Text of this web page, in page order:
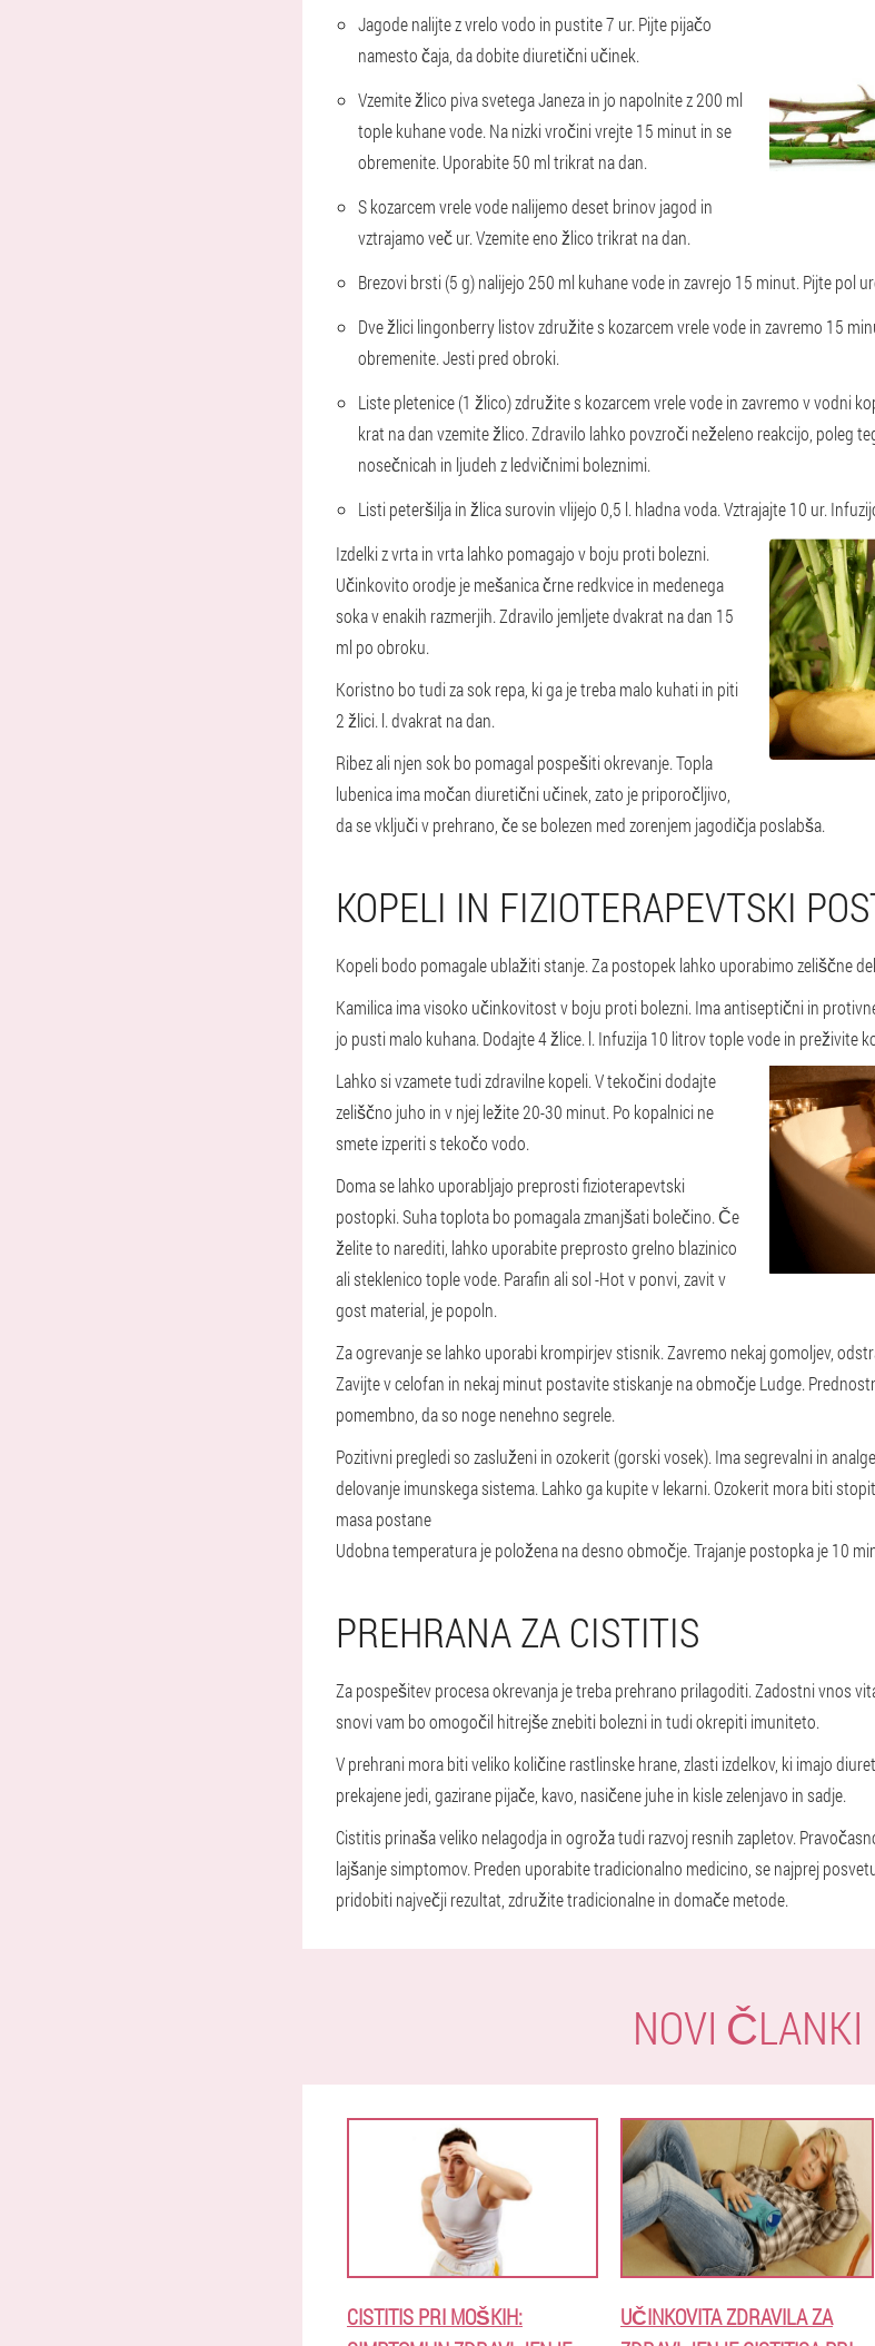
Jagode nalijte z vrelo vodo in pustite 7 ur. Pijte pijačo
namesto čaja, da dobite diuretični učinek.
Vzemite žlico piva svetega Janeza in jo napolnite z 200 ml
tople kuhane vode. Na nizki vročini vrejte 15 minut in se
obremenite. Uporabite 50 ml trikrat na dan.
S kozarcem vrele vode nalijemo deset brinov jagod in
vztrajamo več ur. Vzemite eno žlico trikrat na dan.
Brezovi brsti (5 g) nalijejo 250 ml kuhane vode in zavrejo 15 minut. Pijte pol
Dve žlici lingonberry listov združite s kozarcem vrele vode in zavremo 15
obremenite. Jesti pred obroki.
Liste pletenice (1 žlico) združite s kozarcem vrele vode in zavremo v vodni
krat na dan vzemite žlico. Zdravilo lahko povzroči neželeno reakcijo, poleg
nosečnicah in ljudeh z ledvičnimi boleznimi.
Listi peteršilja in žlica surovin vlijejo 0,5 l. hladna voda. Vztrajajte 10 ur.
Izdelki z vrta in vrta lahko pomagajo v boju proti bolezni.
Učinkovito orodje je mešanica črne redkvice in medenega
soka v enakih razmerjih. Zdravilo jemljete dvakrat na dan 15
ml po obroku.
Koristno bo tudi za sok repa, ki ga je treba malo kuhati in piti
2 žlici. l. dvakrat na dan.
Ribez ali njen sok bo pomagal pospešiti okrevanje. Topla
lubenica ima močan diuretični učinek, zato je priporočljivo,
da se vključi v prehrano, če se bolezen med zorenjem jagodičja poslabša.
KOPELI IN FIZIOTERAPEVTSKI
Kopeli bodo pomagale ublažiti stanje. Za postopek lahko uporabimo zeliščne
Kamilica ima visoko učinkovitost v boju proti bolezni. Ima antiseptični in
jo pusti malo kuhana. Dodajte 4 žlice. l. Infuzija 10 litrov tople vode in preživite
Lahko si vzamete tudi zdravilne kopeli. V tekočini dodajte
zeliščno juho in v njej ležite 20-30 minut. Po kopalnici ne
smete izperiti s tekočo vodo.
Doma se lahko uporabljajo preprosti fizioterapevtski
postopki. Suha toplota bo pomagala zmanjšati bolečino. Če
želite to narediti, lahko uporabite preprosto grelno blazinico
ali steklenico tople vode. Parafin ali sol -Hot v ponvi, zavit v
gost material, je popoln.
Za ogrevanje se lahko uporabi krompirjev stisnik. Zavremo nekaj gomoljev,
Zavijte v celofan in nekaj minut postavite stiskanje na območje Ludge.
pomembno, da so noge nenehno segrele.
Pozitivni pregledi so zasluženi in ozokerit (gorski vosek). Ima segrevalni in
delovanje imunskega sistema. Lahko ga kupite v lekarni. Ozokerit mora biti
masa postane
Udobna temperatura je položena na desno območje. Trajanje postopka je 10
PREHRANA ZA CISTITIS
Za pospešitev procesa okrevanja je treba prehrano prilagoditi. Zadostni vnos
snovi vam bo omogočil hitrejše znebiti bolezni in tudi okrepiti imuniteto.
V prehrani mora biti veliko količine rastlinske hrane, zlasti izdelkov, ki imajo
prekajene jedi, gazirane pijače, kavo, nasičene juhe in kisle zelenjavo in sadje.
Cistitis prinaša veliko nelagodja in ogroža tudi razvoj resnih zapletov.
lajšanje simptomov. Preden uporabite tradicionalno medicino, se najprej
pridobiti največji rezultat, združite tradicionalne in domače metode.
NOVI ČLANKI
CISTITIS PRI MOŠKIH:
UČINKOVITA ZDRAVILA ZA